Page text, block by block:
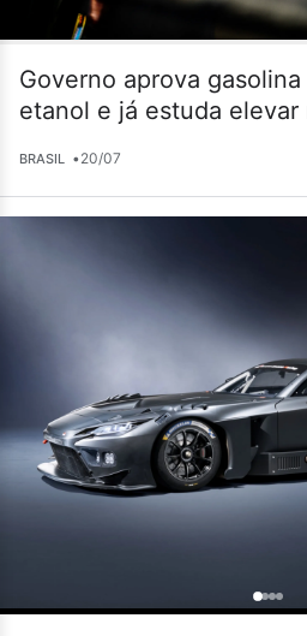
Governo aprova
etanol e já estuda elevar
BRASIL •20/07